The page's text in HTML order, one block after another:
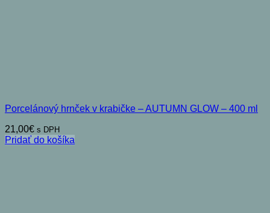
Porcelánový hrnček v krabičke – AUTUMN GLOW – 400 ml
21,00€ s DPH
Pridať do košíka